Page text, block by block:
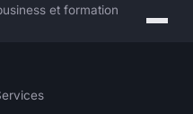
et formation